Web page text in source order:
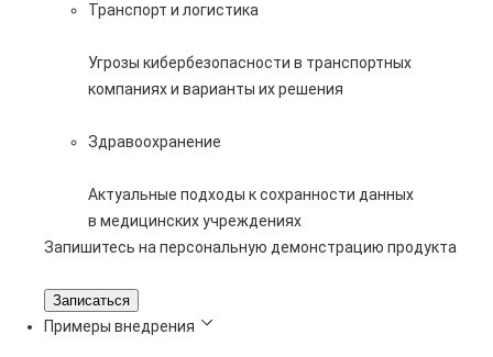
Транспорт и логистика
Угрозы кибербезопасности в транспортных
компаниях и варианты их решения
Здравоохранение
Актуальные подходы к сохранности данных
в медицинских учреждениях
Запишитесь на персональную демонстрацию продукта
Записаться
Примеры внедрения